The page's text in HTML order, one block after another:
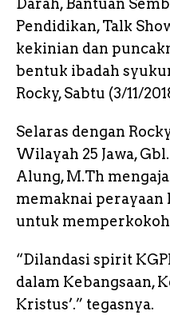
Pendidikan, Talk
kekinian dan
bentuk ibadah
Rocky, Sabtu (3/11/
Selaras dengan
Wilayah 25 Jawa,
Alung, M.Th
memaknai perayaan
untuk
“Dilandasi spirit
dalam Kebangsaan,
Kristus’.” tegasnya.